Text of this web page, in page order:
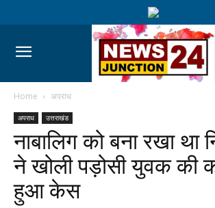
Home अपराध
अपराध उत्तराखंड
नाबालिग को बना रखा था
ने खोली पड़ोसी युवक की
हुआ केस